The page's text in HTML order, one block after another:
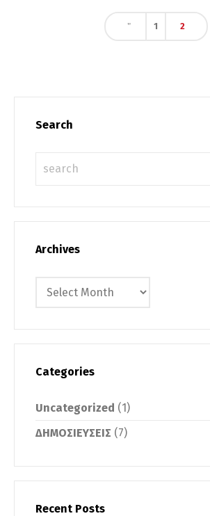
1 2
Search
Archives
Archives
Categories
Uncategorized (1)
ΔΗΜΟΣΙΕΥΣΕΙΣ (7)
Recent Posts